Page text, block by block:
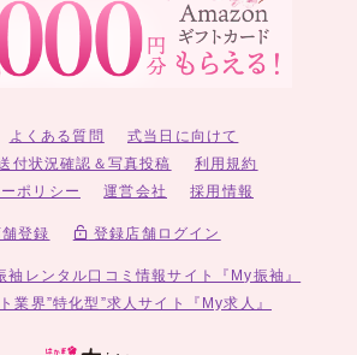
よくある質問
式当日に向けて
付状況確認＆写真投稿
利用規約
ポリシー
運営会社 採用情報
登録 登録店舗ログイン
袖レンタル口コミ情報サイト『My振袖』
業界”特化型”求人サイト『My求人』